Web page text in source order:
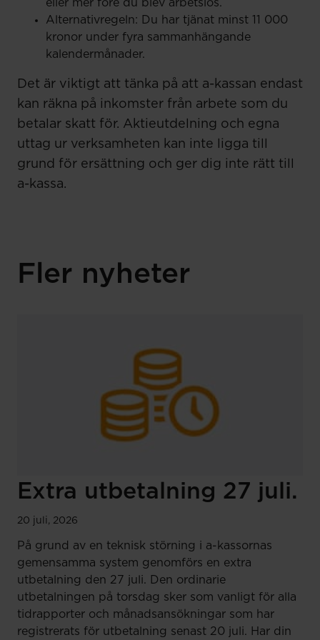
eller mer före du blev arbetslös.
Alternativregeln: Du har tjänat minst 11 000
kronor under fyra sammanhängande
kalendermånader.
Det är viktigt att tänka på att a-kassan endast
kan räkna på inkomster från arbete som du
betalar skatt för. Aktieutdelning och egna
uttag ur verksamheten kan inte ligga till
grund för ersättning och ger dig inte rätt till
a-kassa.
Fler nyheter
Extra utbetalning 27 juli.
20 juli, 2026
På grund av en teknisk störning i a-kassornas
gemensamma system genomförs en extra
utbetalning den 27 juli. Den ordinarie
utbetalningen på torsdag sker som vanligt för alla
tidrapporter och månadsansökningar som har
registrerats för utbetalning senast 20 juli. Har din